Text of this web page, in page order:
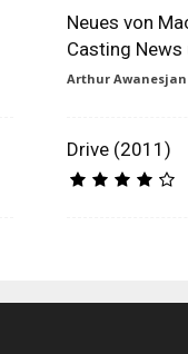
Neues von
Casting News
Arthur Awanesjan
Drive (2011)